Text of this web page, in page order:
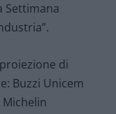
Settimana
di
Buzzi Unicem
Michelin